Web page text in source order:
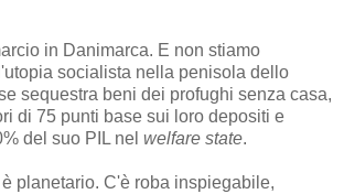
in Danimarca. E non stiamo
socialista nella penisola dello
sequestra beni dei profughi senza casa,
di 75 punti base sui loro depositi e
del suo PIL nel welfare state.
è planetario. C'è roba inspiegabile,